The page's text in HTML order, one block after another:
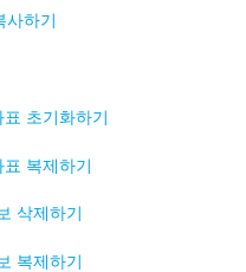
사하기
초기화하기
복제하기
삭제하기
복제하기